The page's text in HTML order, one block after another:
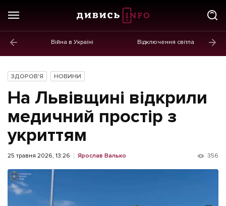
Війна в Україні Відключення світла
Новини
Політика
Економіка
Бізнес
Життя
Культура
Афіша
ЗДОРОВ'Я НОВИНИ
На Львівщині відкрили
медичний простір з
укриттям
25 травня 2026, 13:26 Ярослав Валько 356